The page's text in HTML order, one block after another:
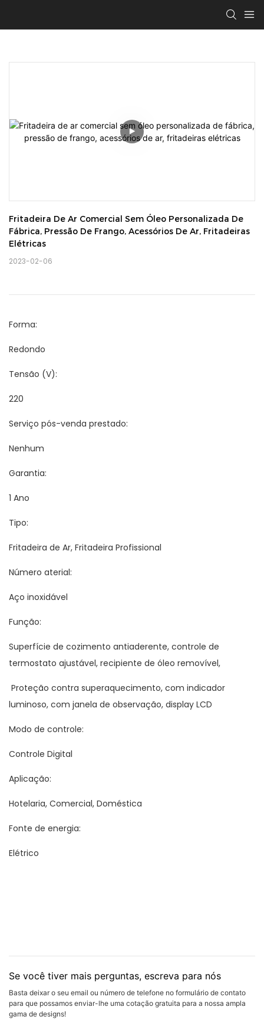
Fritadeira De Ar Comercial Sem Óleo Personalizada De
Fábrica, Pressão De Frango, Acessórios De Ar, Fritadeiras
Elétricas
2023-02-06
Forma:
Redondo
Tensão (V):
220
Serviço pós-venda prestado:
Nenhum
Garantia:
1 Ano
Tipo:
Fritadeira de Ar, Fritadeira Profissional
Número aterial:
Aço inoxidável
Função:
Superfície de cozimento antiaderente, controle de
termostato ajustável, recipiente de óleo removível,
Proteção contra superaquecimento, com indicador
luminoso, com janela de observação, display LCD
Modo de controle:
Controle Digital
Aplicação:
Hotelaria, Comercial, Doméstica
Fonte de energia:
Elétrico
Se você tiver mais perguntas, escreva para nós
Basta deixar o seu email ou número de telefone no formulário de contato
para que possamos enviar-lhe uma cotação gratuita para a nossa ampla
gama de designs!